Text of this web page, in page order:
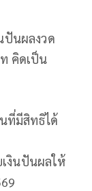
ปันผลงวด
คิดเป็น
ที่มีสิทธิได้
งินปันผลให้